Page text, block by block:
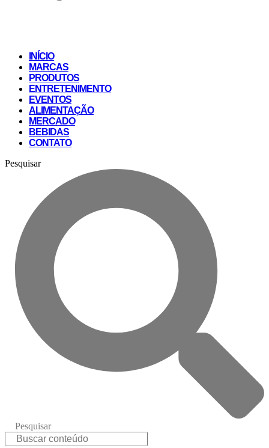
INÍCIO
MARCAS
PRODUTOS
ENTRETENIMENTO
EVENTOS
ALIMENTAÇÃO
MERCADO
BEBIDAS
CONTATO
Pesquisar
Pesquisar